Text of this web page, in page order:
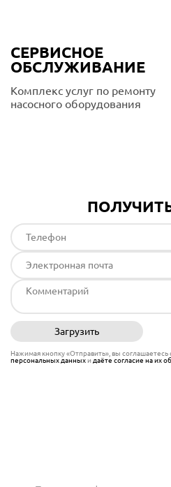
СЕРВИСНОЕ
ОБСЛУЖИВАНИЕ
Комплекс услуг по ремонту
насосного оборудования
Загрузить
Нажимая кнопку «Отправить», вы соглашаетесь
персональных данныхи даёте согласие на их